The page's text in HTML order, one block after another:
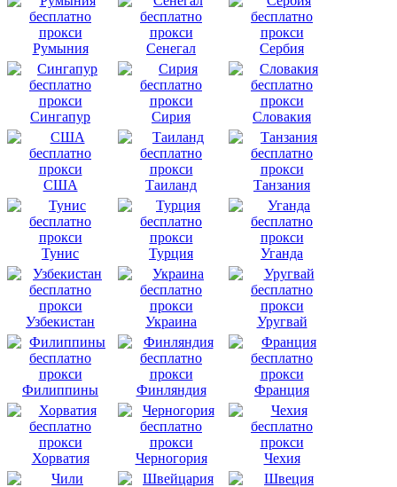
Румыния Сенегал Сербия
Сингапур Сирия Словакия
США Таиланд Танзания
Тунис Турция Уганда
Узбекистан Украина Уругвай
Филиппины Финляндия Франция
Хорватия Черногория Чехия